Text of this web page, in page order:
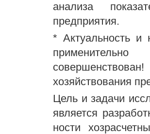
анализа
предприятия.
* Актуальность и
хозяйствования
Цель и задачи
является
ности